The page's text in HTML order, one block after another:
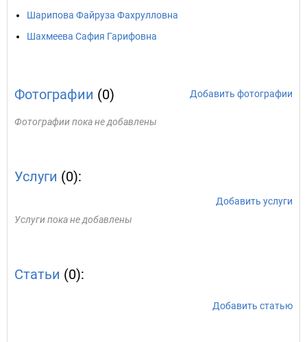
Шарипова Файруза Фахрулловна
Шахмеева Сафия Гарифовна
Фотографии (0) Добавить фотографии
Фотографии пока не добавлены
Услуги (0):
Добавить услуги
Услуги пока не добавлены
Статьи (0):
Добавить статью